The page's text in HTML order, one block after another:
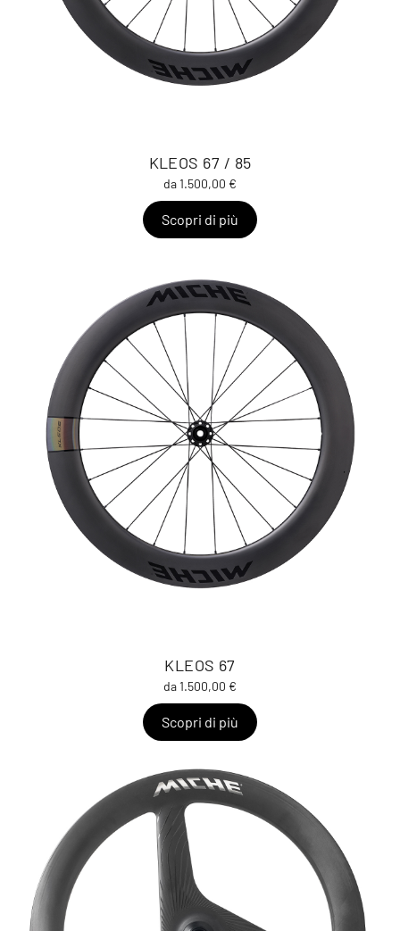
KLEOS 67 / 85
da 1.500,00 €
Scopri di più
KLEOS 67
da 1.500,00 €
Scopri di più